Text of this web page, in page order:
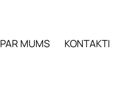
PAR MUMS KONTAKTI